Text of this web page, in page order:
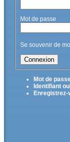
Mot de passe
Se souvenir de
Mot de
Identifiant
Enregistrez-